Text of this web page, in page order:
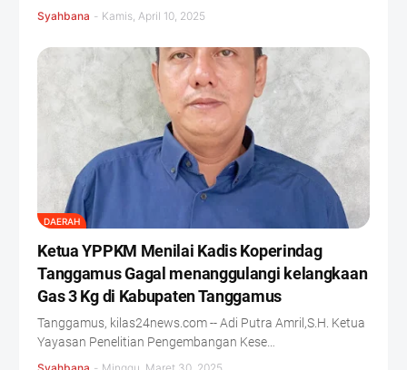
Syahbana - Kamis, April 10, 2025
DAERAH
Ketua YPPKM Menilai Kadis Koperindag
Tanggamus Gagal menanggulangi kelangkaan
Gas 3 Kg di Kabupaten Tanggamus
Tanggamus, kilas24news.com -- Adi Putra Amril,S.H. Ketua
Yayasan Penelitian Pengembangan Kese…